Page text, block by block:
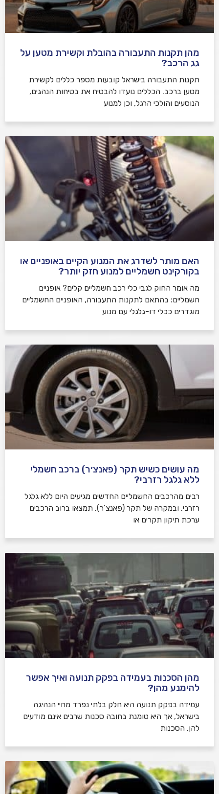
מהן תקנות התעבורה בהובלת וקשירת מטען על
גג הרכב?
תקנות התעבורה בישראל קובעות מספר כללים לקשירת
מטען ברכב. הכללים נועדו להבטיח את בטיחות הנהגים,
הנוסעים והולכי הרגל, וכן למנוע
האם מותר לשדרג את המנוע הקיים באופניים או
בקורקינט חשמליים למנוע חזק יותר?
מה אומר החוק לגבי כלי רכב חשמליים קלים? אופניים
חשמליים: בהתאם לתקנות התעבורה, האופניים החשמליים
מוגדרים ככלי דו-גלגלי עם מנוע
מה עושים כשיש תקר (פאנצ׳ר) ברכב חשמלי
ללא גלגל רזרבי?
רבים מהרכבים החשמליים החדשים מגיעים היום ללא גלגל
רזרבי, ובמקרה של תקר (פאנצ’ר), תמצאו ברוב הרכבים
ערכת תיקון תקרים או
מהן הסכנות בעמידה בפקק תנועה ואיך אפשר
להימנע מהן?
עמידה בפקק תנועה היא חלק בלתי נפרד מחיי הנהיגה
בישראל, אך היא טומנת בחובה סכנות שרבים אינם מודעים
להן. הסכנות